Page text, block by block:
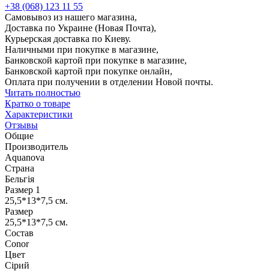
+38 (068) 123 11 55
Самовывоз из нашего магазина,
Доставка по Украине (Новая Почта),
Курьерская доставка по Киеву.
Наличными при покупке в магазине,
Банковской картой при покупке в магазине,
Банковской картой при покупке онлайн,
Оплата при получении в отделении Новой почты.
Читать полностью
Кратко о товаре
Характеристики
Отзывы
Общие
Производитель
Aquanova
Страна
Бельгія
Размер 1
25,5*13*7,5 см.
Размер
25,5*13*7,5 см.
Состав
Conor
Цвет
Сірий